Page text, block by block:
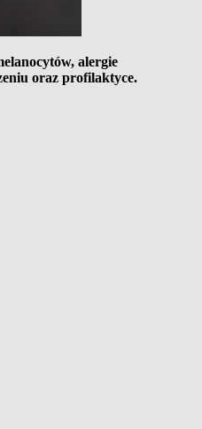
alergie
oraz profilaktyce.